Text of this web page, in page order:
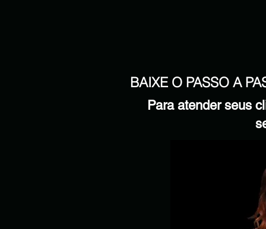
BAIXE O PASSO A
Para atender seus